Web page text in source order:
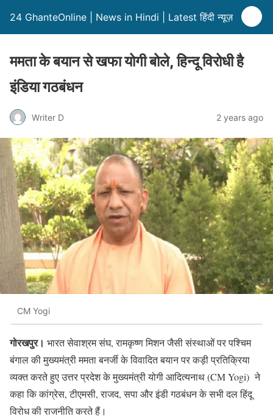
24 GhanteOnline | News in Hindi | Latest हिंदी न्यूज़
ममता के बयान से खफा योगी बोले, हिन्दू विरोधी है
इंडिया गठबंधन
Writer D 2 years ago
CM Yogi
गोरखपुर। भारत सेवाश्रम संघ, रामकृष्ण मिशन जैसी संस्थाओं पर पश्चिम
बंगाल की मुख्यमंत्री ममता बनर्जी के विवादित बयान पर कड़ी प्रतिक्रिया
व्यक्त करते हुए उत्तर प्रदेश के मुख्यमंत्री योगी आदित्यनाथ (CM Yogi) ने
कहा कि कांग्रेस, टीएमसी, राजद, सपा और इंडी गठबंधन के सभी दल हिंदू
विरोध की राजनीति करते हैं।